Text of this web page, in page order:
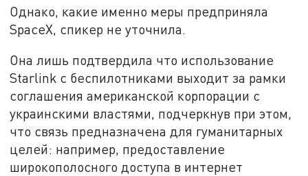
Однако, какие именно меры предприняла
SpaceX, спикер не уточнила.
Она лишь подтвердила что использование
Starlink с беспилотниками выходит за рамки
соглашения американской корпорации с
украинскими властями, подчеркнув при этом,
что связь предназначена для гуманитарных
целей: например, предоставление
широкополосного доступа в интернет